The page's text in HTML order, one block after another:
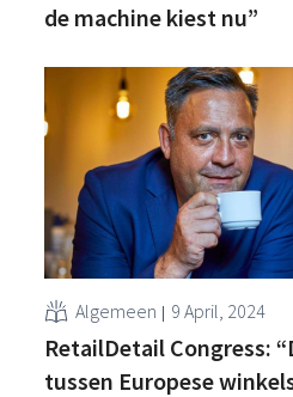
de machine kiest nu”
Algemeen 9 April, 2024
RetailDetail Congress:
tussen Europese